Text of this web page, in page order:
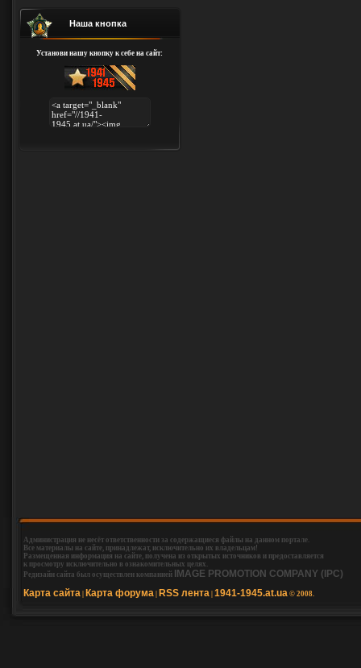
Наша кнопка
Установи нашу кнопку к себе на сайт:
Администрация не несёт ответственности за содержащиеся файлы на данном портале.
Все материалы на сайте, принадлежат, исключительно их владельцам!
Размещенная информация на сайте, получена из открытых источников и предоставляется
к просмотру исключительно в ознакомительных целях.
Редизайн сайта был осуществлен компанией
IMAGE PROMOTION COMPANY (IPC)
Карта сайта Карта форума RSS лента 1941-1945.at.ua © 2008.